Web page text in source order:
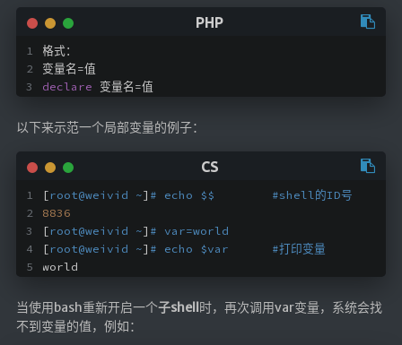
格式：
变量名=值
declare 变量名=值
以下来示范一个局部变量的例子：
[root@weivid ~] # echo $$        #shell的ID号
8836
[root@weivid ~] # var=world
[root@weivid ~] # echo $var      #打印变量
world
当使用bash重新开启一个子shell时，再次调用var变量，系统会找
不到变量的值，例如：
Google访问助手
🎬在线影视
星视界
在线影视备用
在线影视 备用2
英美日韩剧